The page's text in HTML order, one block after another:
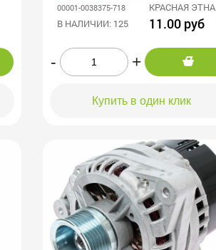
00001-0038375-718
КРАСНАЯ ЭТНА
В НАЛИЧИИ: 125
11.00 руб
- +
Купить в один клик